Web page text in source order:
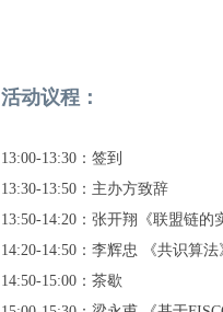
活动议程：
13:00-13:30：签到
13:30-13:50：主办方致辞
13:50-14:20：张开翔《联盟链的
14:20-14:50：李辉忠 《共识算法
14:50-15:00：茶歇